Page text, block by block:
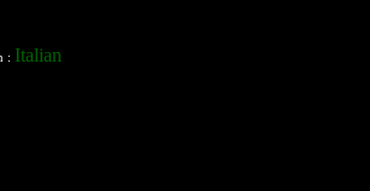
: Italian